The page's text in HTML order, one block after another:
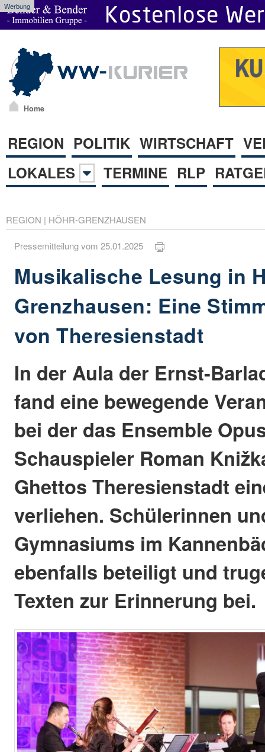
Werbung
Home
REGION POLITIK WIRTSCHAFT
LOKALES
TERMINE RLP
REGION | HÖHR-GRENZHAUSEN
Pressemitteilung vom 25.01.2025
Musikalische Lesung in
Grenzhausen: Eine
von Theresienstadt
In der Aula der Ernst-
fand eine bewegende
bei der das Ensemble
Schauspieler Roman
Ghettos Theresienstadt
verliehen. Schülerinnen
Gymnasiums im
ebenfalls beteiligt und
Texten zur Erinnerung bei.